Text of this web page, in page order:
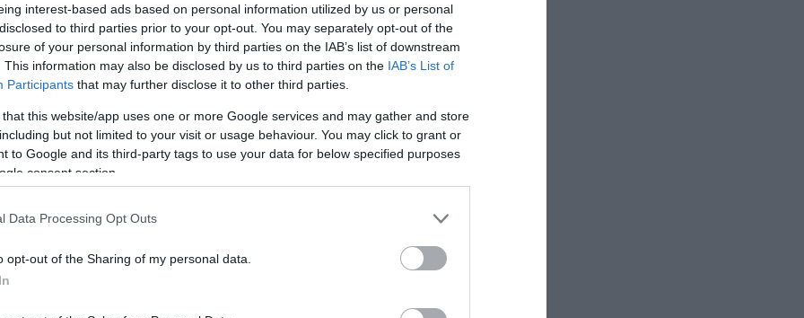
interest-based ads based on personal information utilized by us or personal
to third parties prior to your opt-out. You may separately opt-out of the
of your personal information by third parties on the IAB’s list of downstream
This information may also be disclosed by us to third parties on the IAB’s List of
Participants that may further disclose it to other third parties.
that this website/app uses one or more Google services and may gather and store
but not limited to your visit or usage behaviour. You may click to grant or
to Google and its third-party tags to use your data for below specified purposes
consent section.
Data Processing Opt Outs
opt-out of the Sharing of my personal data.